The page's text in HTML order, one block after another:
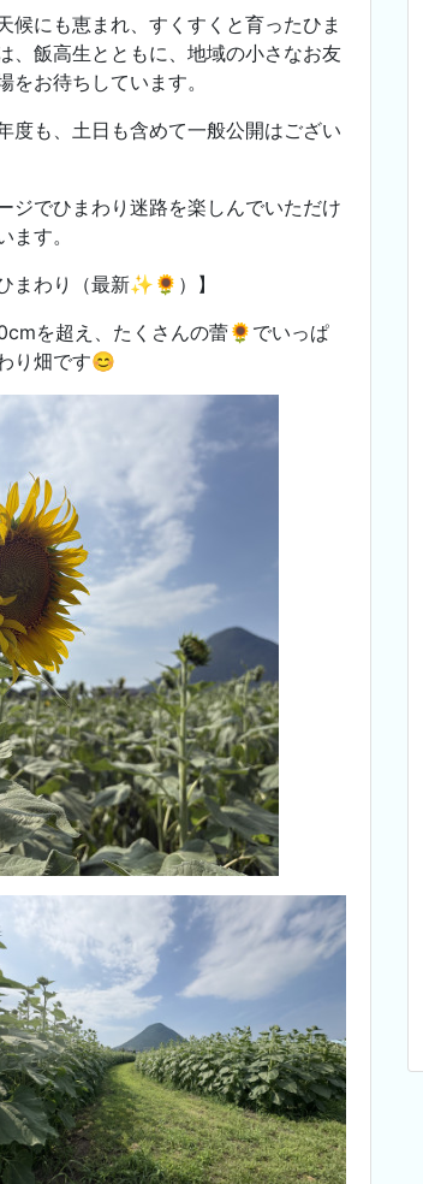
候にも恵まれ、すくすくと育ったひま
、飯高生とともに、地域の小さなお友
をお待ちしています。
度も、土日も含めて一般公開はござい
ジでひまわり迷路を楽しんでいただけ
ます。
まわり（最新✨🌻）】
を超え、たくさんの蕾🌻でいっぱ
り畑です😊